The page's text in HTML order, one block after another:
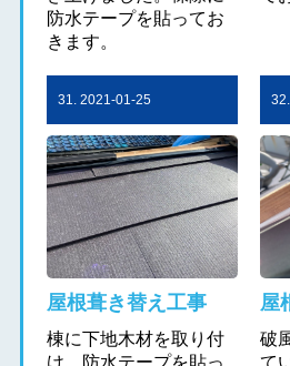
防水テープを貼ってお
きます。
31. 2021-01-25
屋根葺き替え工事
棟に下地木材を取り付
屋
破